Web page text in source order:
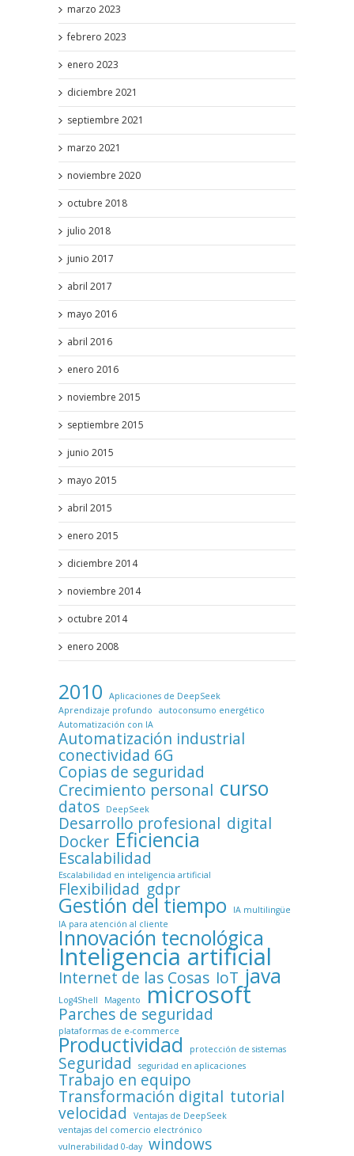
marzo 2023
febrero 2023
enero 2023
diciembre 2021
septiembre 2021
marzo 2021
noviembre 2020
octubre 2018
julio 2018
junio 2017
abril 2017
mayo 2016
abril 2016
enero 2016
noviembre 2015
septiembre 2015
junio 2015
mayo 2015
abril 2015
enero 2015
diciembre 2014
noviembre 2014
octubre 2014
enero 2008
2010
Aplicaciones de DeepSeek
Aprendizaje profundo
autoconsumo energético
Automatización con IA
Automatización industrial
conectividad 6G
Copias de seguridad
Crecimiento personal curso
datos DeepSeek
Desarrollo profesional digital
Docker Eficiencia
Escalabilidad
Escalabilidad en inteligencia artificial
Flexibilidad gdpr
Gestión del tiempo
IA multilingüe
IA para atención al cliente
Innovación tecnológica
Inteligencia artificial
Internet de las Cosas IoT java
Log4Shell Magento microsoft
Parches de seguridad
plataformas de e-commerce
Productividad protección de sistemas
Seguridad seguridad en aplicaciones
Trabajo en equipo
Transformación digital tutorial
velocidad
Ventajas de DeepSeek
ventajas del comercio electrónico
vulnerabilidad 0-day windows